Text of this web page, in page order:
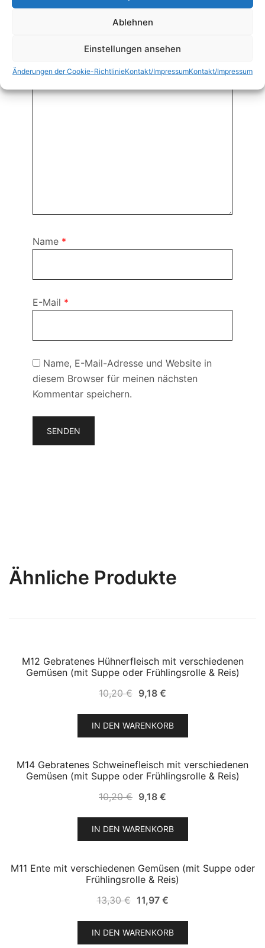
Ablehnen
Einstellungen ansehen
Änderungen der Cookie-RichtlinieKontakt/ImpressumKontakt/Impressum
*
Deine Rezension*
Name *
E-Mail *
Name, E-Mail-Adresse und Website in
diesem Browser für meinen nächsten
Kommentar speichern.
Ähnliche Produkte
SALE!
M12 Gebratenes Hühnerfleisch mit verschiedenen
Gemüsen (mit Suppe oder Frühlingsrolle & Reis)
10,20€ Ursprünglicher
war:
10,20 €
9,18 €
ist:
9,18 €.
IN DEN WARENKORB
SALE!
M14 Gebratenes Schweinefleisch mit verschiedenen
Gemüsen (mit Suppe oder Frühlingsrolle & Reis)
10,20€ Ursprünglicher
war:
10,20 €
9,18 €
ist:
9,18 €.
IN DEN WARENKORB
M11 Ente mit verschiedenen Gemüsen (mit Suppe oder
Frühlingsrolle & Reis)
13,30€ Ursprünglicher
war:
11,97 €Aktueller
ist:
IN DEN WARENKORB